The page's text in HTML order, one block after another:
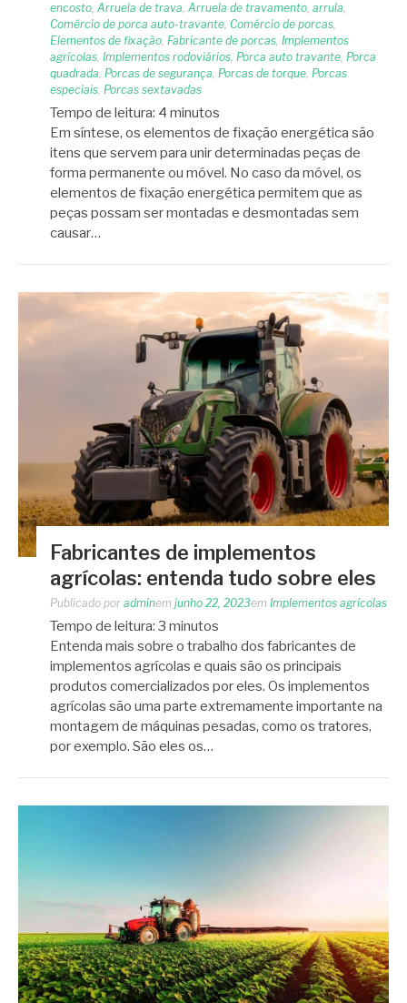
encosto, Arruela de trava, Arruela de travamento, arrula,
Comércio de porca auto-travante, Comércio de porcas,
Elementos de fixação, Fabricante de porcas, Implementos
agrícolas, Implementos rodoviários, Porca auto travante, Porca
quadrada, Porcas de segurança, Porcas de torque, Porcas
especiais, Porcas sextavadas
Tempo de leitura: 4 minutos
Em síntese, os elementos de fixação energética são
itens que servem para unir determinadas peças de
forma permanente ou móvel. No caso da móvel, os
elementos de fixação energética permitem que as
peças possam ser montadas e desmontadas sem
causar…
Fabricantes de implementos
agrícolas: entenda tudo sobre eles
Publicado por adminem junho 22, 2023em Implementos agrícolas
Tempo de leitura: 3 minutos
Entenda mais sobre o trabalho dos fabricantes de
implementos agrícolas e quais são os principais
produtos comercializados por eles. Os implementos
agrícolas são uma parte extremamente importante na
montagem de máquinas pesadas, como os tratores,
por exemplo. São eles os…